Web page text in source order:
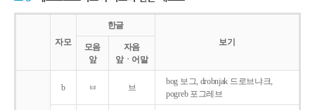
자모
한글
보기
모음
앞
자음
앞ㆍ어말
b ㅂ 브
bog 보그, drobnjak 드로브냐크,
pogreb 포그레브